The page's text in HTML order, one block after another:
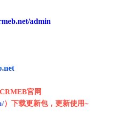
admin
官网
）下载更新包，更新使用~